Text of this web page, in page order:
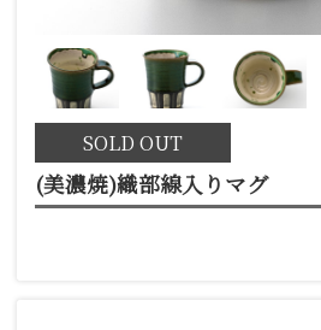
SOLD OUT
(美濃焼)織部線入りマグ